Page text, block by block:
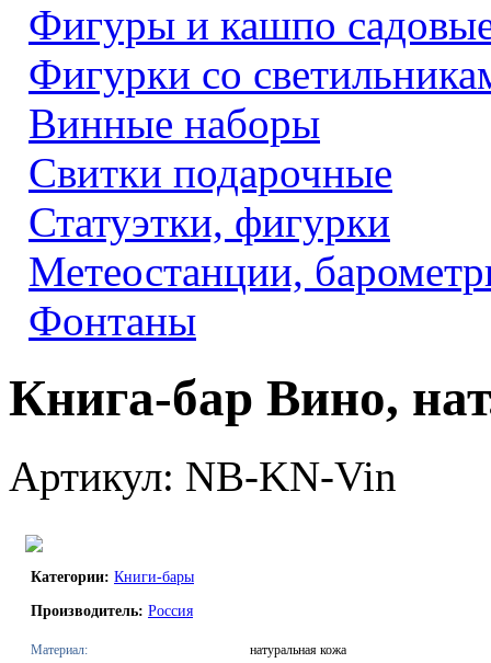
Фигуры и кашпо
Фигурки со
Винные наборы
Свитки подарочные
Статуэтки, фигурки
Метеостанции,
Фонтаны
Книга-бар Вино,
Артикул: NB-KN-Vin
Категории: Книги-бары
Производитель: Россия
Материал:
натуральная кожа